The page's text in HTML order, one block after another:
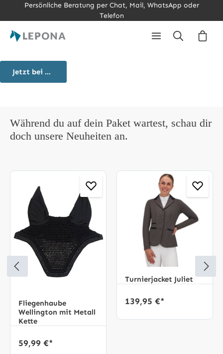
Zum Hauptinhalt springen
Persönliche Beratung per Chat, Mail, WhatsApp oder
Telefon
Jetzt bei DHL verfolgen
Während du auf dein Paket wartest, schau dir
doch unsere Neuheiten an.
Produktgalerie überspringen
Fliegenhaube
Wellington mit Metall
Kette
59,99 €*
Turnierjacket Juliet
139,95 €*